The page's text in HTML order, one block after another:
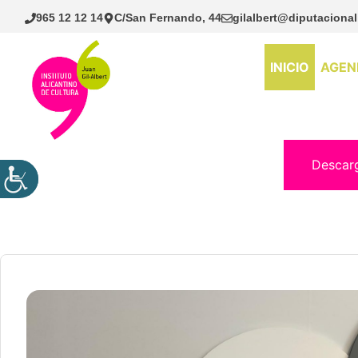
Saltar
965 12 12 14 C/San Fernando, 44
INICIO